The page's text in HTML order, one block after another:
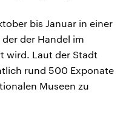
bis Januar in einer
der Handel im
wird. Laut der Stadt
rund 500 Exponate
Museen zu